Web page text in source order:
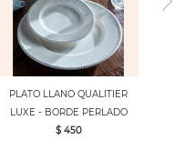
PLATO LLANO QUALITIER
LUXE - BORDE PERLADO
$ 450